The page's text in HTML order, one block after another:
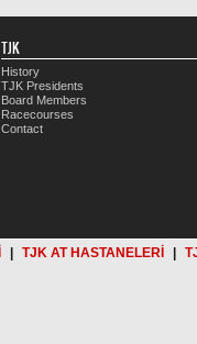
TJK
History
TJK Presidents
Board Members
Racecourses
Contact
TJK AT HASTANELERİ